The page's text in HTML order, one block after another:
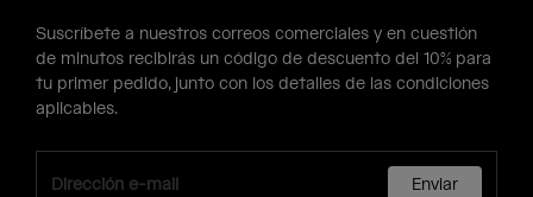
Suscríbete a nuestros correos comerciales y en cuestión
de minutos recibirás un código de descuento del 10% para
tu primer pedido, junto con los detalles de las condiciones
aplicables.
Enviar